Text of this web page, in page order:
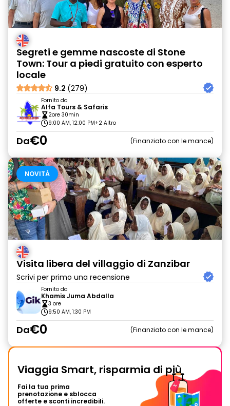
Segreti e gemme nascoste di Stone
Town: Tour a piedi gratuito con esperto
locale
9.2 (279)
Fornito da
Alfa Tours & Safaris
2ore 30min
9:00 AM, 12:00 PM+2 Altro
Da€0 Finanziato con le mance
NOVITÀ
Visita libera del villaggio di Zanzibar
Scrivi per primo una recensione
Fornito da
Khamis Juma Abdalla
3 ore
9:50 AM, 1:30 PM
Da€0 Finanziato con le mance
Viaggia Smart, risparmia di più
Fai la tua prima
prenotazione e sblocca
offerte e sconti incredibili.